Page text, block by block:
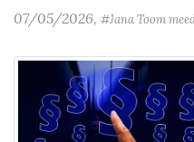
07/05/2026, #Jana Toom